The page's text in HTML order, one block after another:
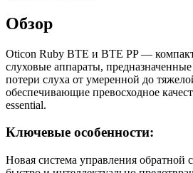
Обзор
Oticon Ruby BTE и BTE PP —
слуховые аппараты,
потери слуха от умеренной до
обеспечивающие превосходное
essential.
Ключевые особенности:
Новая система управления обратной